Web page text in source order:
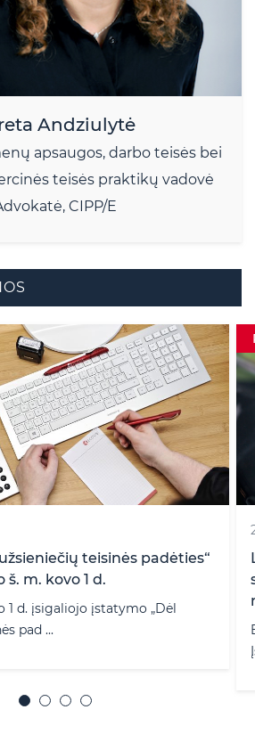
Andziulytė
apsaugos, darbo teisės bei
teisės praktikų vadovė
CIPP/E
teisinės padėties“
m. kovo 1 d.
1 d. įsigaliojo įstatymo „Dėl
pad ...